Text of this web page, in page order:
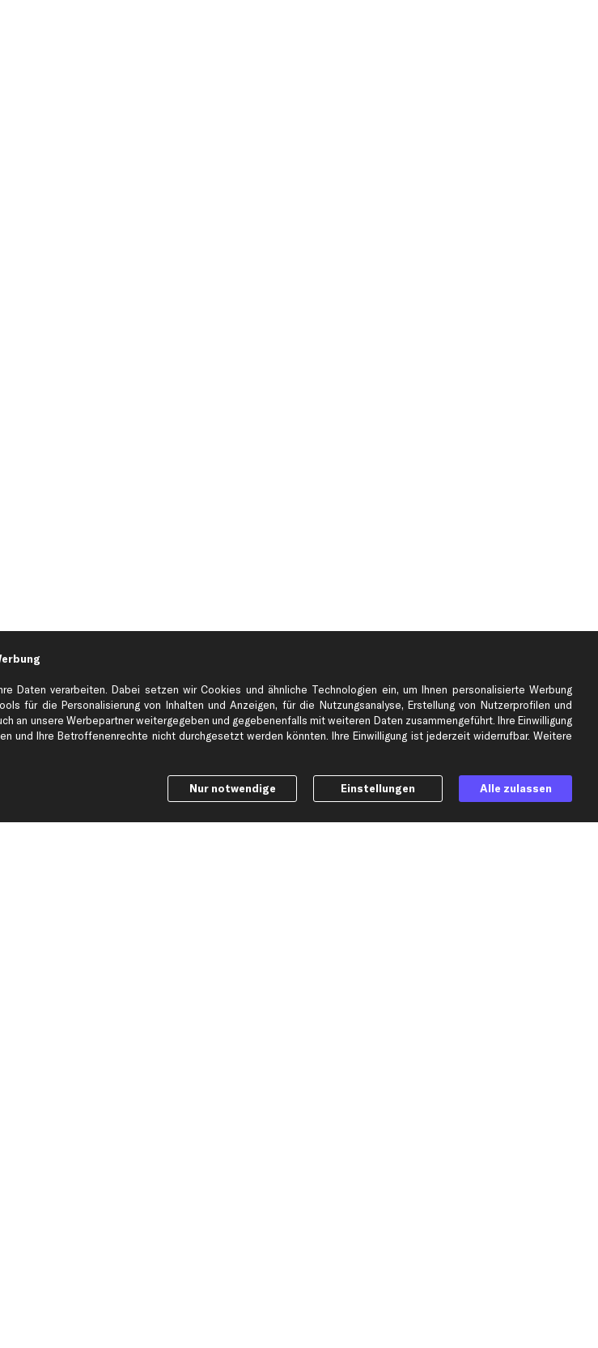
Auspuff
Bremsbeläge
Bremssattel
Lichtmaschine
Luftfilter
Audi Ersatzteile
BMW Ersatzteile
Ford Ersatzteile
Opel Ersatzteile
Peugeot Ersatzteile
Daten verarbeiten. Dabei setzen wir Cookies und ähnliche Technologien ein, um Ihnen personalisierte Werbung
für die Personalisierung von Inhalten und Anzeigen, für die Nutzungsanalyse, Erstellung von Nutzerprofilen und
an unsere Werbepartner weitergegeben und gegebenenfalls mit weiteren Daten zusammengeführt. Ihre Einwilligung
und Ihre Betroffenenrechte nicht durchgesetzt werden könnten. Ihre Einwilligung ist jederzeit widerrufbar. Weitere
Nur notwendige Einstellungen Alle zulassen